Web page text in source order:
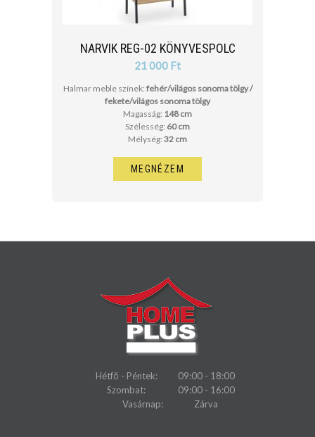
NARVIK REG-02 KÖNYVESPOLC
21 000 Ft
Halmar meble színek: fehér/világos sonoma tölgy /
fekete/világos sonoma tölgy
Magasság: 148 cm
Szélesség: 60 cm
Mélység: 32 cm
MEGNÉZEM
Hétfő - Péntek:
09:00 - 18:00
Szombat:
09:00 - 16:00
Vasárnap:
Zárva